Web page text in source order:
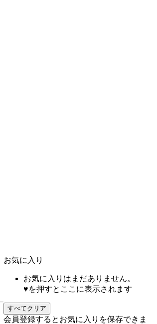
お気に入り
お気に入りはまだありません。
♥を押すとここに表示されます
すべてクリア
会員登録するとお気に入りを保存できま